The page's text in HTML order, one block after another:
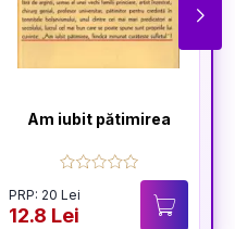
Am iubit pătimirea
PRP: 20 Lei
12.8 Lei